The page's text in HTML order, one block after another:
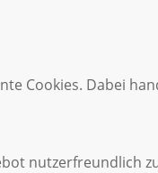
Cookies. Dabei
nutzerfreundlich